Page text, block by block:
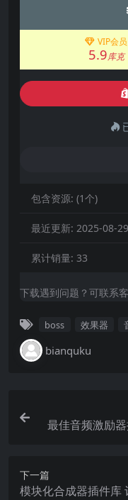
VIP会员
5.9库克
包含资源: (1个)
最近更新: 2025-08-29
累计销量: 33
下载遇到问题？可联系
boss 效果器
bianquku
最佳音频激励
下一篇
模块化合成器插件